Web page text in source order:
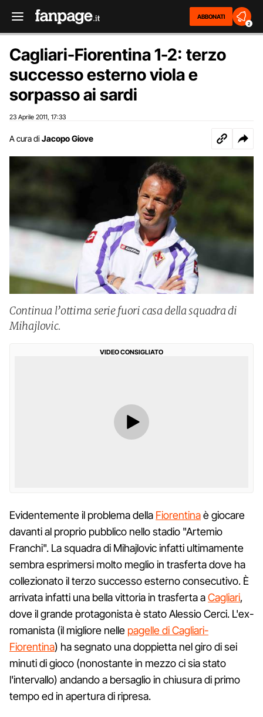
ABBONATI
2
Cagliari-Fiorentina 1-2: terzo
successo esterno viola e
sorpasso ai sardi
23 Aprile 2011 17:33
A cura di Jacopo Giove
Continua l’ottima serie fuori casa della squadra di
Mihajlovic.
VIDEO CONSIGLIATO
Evidentemente il problema della Fiorentinaè giocare
davanti al proprio pubblico nello stadio "Artemio
Franchi". La squadra di Mihajlovic infatti ultimamente
sembra esprimersi molto meglio in trasferta dove ha
collezionato il terzo successo esterno consecutivo. È
arrivata infatti una bella vittoria in trasferta aCagliari,
dove il grande protagonista è stato Alessio Cerci. L'ex-
romanista (il migliore nelle pagelle di Cagliari-
Fiorentina) ha segnato una doppietta nel giro di sei
minuti di gioco (nonostante in mezzo ci sia stato
l'intervallo) andando a bersaglio in chiusura di primo
tempo ed in apertura di ripresa.